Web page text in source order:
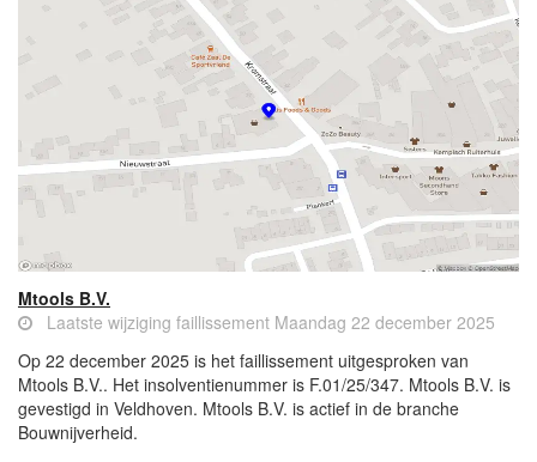
Mtools B.V.
Laatste wijziging faillissement Maandag 22 december 2025
Op 22 december 2025 is het faillissement uitgesproken van
Mtools B.V.. Het insolventienummer is F.01/25/347. Mtools B.V. is
gevestigd in Veldhoven. Mtools B.V. is actief in de branche
Bouwnijverheid.